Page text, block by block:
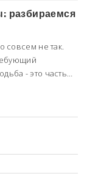
разбираемся
совсем не так.
- это часть